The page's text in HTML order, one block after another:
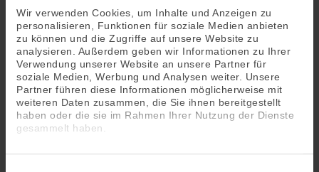
Wir verwenden Cookies, um Inhalte und Anzeigen zu
personalisieren, Funktionen für soziale Medien anbieten
zu können und die Zugriffe auf unsere Website zu
analysieren. Außerdem geben wir Informationen zu Ihrer
Verwendung unserer Website an unsere Partner für
soziale Medien, Werbung und Analysen weiter. Unsere
Partner führen diese Informationen möglicherweise mit
weiteren Daten zusammen, die Sie ihnen bereitgestellt
haben oder die sie im Rahmen Ihrer Nutzung der Dienste
gesammelt haben.
Dasmaximale Investitionsvolumenbeläuft sie in 10 Jahren auf
200.000€. Hieraus leitet sich bei 20% Förderung auch der
maximale Förderbetragvon40.000€ ab.
Beispiel:
Ihr Investitionsvolumen beträgt 120.000€. Dadurch zahlen Sie in
den ersten beiden Jahren jeweils 8.400€ weniger Steuern. Im
dritten Jahr sparen Sie sich nochmal 7.200€, sodass die